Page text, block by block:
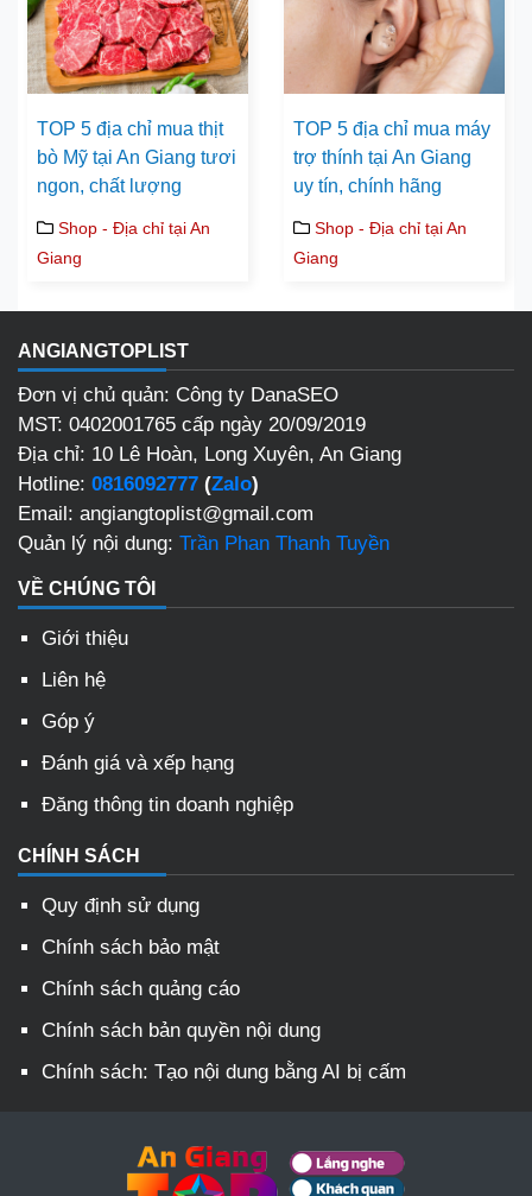
TOP 5 địa chỉ mua thịt
bò Mỹ tại An Giang tươi
ngon, chất lượng
Shop - Địa chỉ tại An
Giang
TOP 5 địa chỉ mua máy
trợ thính tại An Giang
uy tín, chính hãng
Shop - Địa chỉ tại An
Giang
ANGIANGTOPLIST
Đơn vị chủ quản: Công ty DanaSEO
MST: 0402001765 cấp ngày 20/09/2019
Địa chỉ: 10 Lê Hoàn, Long Xuyên, An Giang
Hotline: 0816092777 (Zalo)
Email: angiangtoplist@gmail.com
Quản lý nội dung: Trần Phan Thanh Tuyền
VỀ CHÚNG TÔI
Giới thiệu
Liên hệ
Góp ý
Đánh giá và xếp hạng
Đăng thông tin doanh nghiệp
CHÍNH SÁCH
Quy định sử dụng
Chính sách bảo mật
Chính sách quảng cáo
Chính sách bản quyền nội dung
Chính sách: Tạo nội dung bằng AI bị cấm